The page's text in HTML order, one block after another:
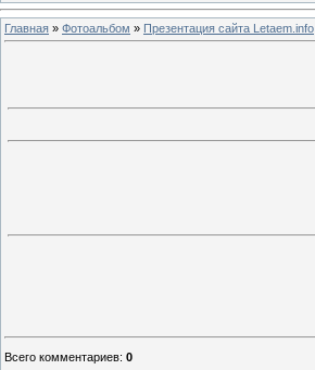
Главная » Фотоальбом » Презентация сайта Letaem.info
Всего комментариев: 0